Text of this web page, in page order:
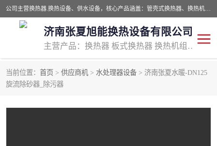
公司主营换热器.换热设备、供水设备，核心产品涵盖：管壳式换热器、换热机组、不锈钢组合式水箱、水处理设备等，提供非标设备集生产、销售、安装一体化服务，可满足全国酒店、学校、医院、商业综合体、工业项目等多场景换热与供水需求。
济南张夏旭能换热设备有限公司
主营产品：换热器 板式换热器 换热机组 供水设备 水处理设备
当前位置： 首页 > 供应商机 > 水处理器设备 > 济南张夏水暖-DN125
旋流除砂器_除污器
管壳式换热器
汽水换热机组 板式换热设备